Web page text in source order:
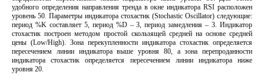
удобного определения направления тренда в окне индикатора RSI расположен
уровень 50. Параметры индикатора стохастик (Stochastic Oscillator) следующие:
период %K составляет 5, период %D – 3, период замедления – 3. Индикатор
стохастик построен методом простой скользящей средней на основе средней
цены (Low/High). Зона перекупленности индикатора стохастик определяется
пересечением линии индикатора выше уровня 80, а зона перепроданности
индикатора стохастик определяется пересечением линии индикатора ниже
уровня 20.